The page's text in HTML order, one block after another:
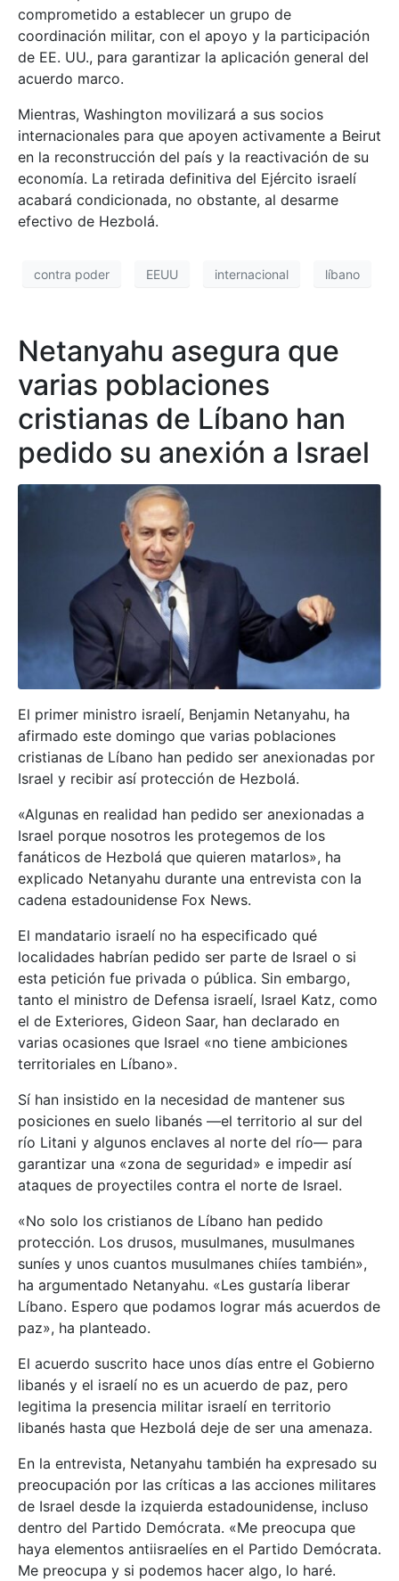
comprometido a establecer un grupo de
coordinación militar, con el apoyo y la participación
de EE. UU., para garantizar la aplicación general del
acuerdo marco.
Mientras, Washington movilizará a sus socios
internacionales para que apoyen activamente a Beirut
en la reconstrucción del país y la reactivación de su
economía. La retirada definitiva del Ejército israelí
acabará condicionada, no obstante, al desarme
efectivo de Hezbolá.
contra poder EEUU internacional líbano
Netanyahu asegura que
varias poblaciones
cristianas de Líbano han
pedido su anexión a Israel
El primer ministro israelí, Benjamin Netanyahu, ha
afirmado este domingo que varias poblaciones
cristianas de Líbano han pedido ser anexionadas por
Israel y recibir así protección de Hezbolá.
«Algunas en realidad han pedido ser anexionadas a
Israel porque nosotros les protegemos de los
fanáticos de Hezbolá que quieren matarlos», ha
explicado Netanyahu durante una entrevista con la
cadena estadounidense Fox News.
El mandatario israelí no ha especificado qué
localidades habrían pedido ser parte de Israel o si
esta petición fue privada o pública. Sin embargo,
tanto el ministro de Defensa israelí, Israel Katz, como
el de Exteriores, Gideon Saar, han declarado en
varias ocasiones que Israel «no tiene ambiciones
territoriales en Líbano».
Sí han insistido en la necesidad de mantener sus
posiciones en suelo libanés —el territorio al sur del
río Litani y algunos enclaves al norte del río— para
garantizar una «zona de seguridad» e impedir así
ataques de proyectiles contra el norte de Israel.
«No solo los cristianos de Líbano han pedido
protección. Los drusos, musulmanes, musulmanes
suníes y unos cuantos musulmanes chiíes también»,
ha argumentado Netanyahu. «Les gustaría liberar
Líbano. Espero que podamos lograr más acuerdos de
paz», ha planteado.
El acuerdo suscrito hace unos días entre el Gobierno
libanés y el israelí no es un acuerdo de paz, pero
legitima la presencia militar israelí en territorio
libanés hasta que Hezbolá deje de ser una amenaza.
En la entrevista, Netanyahu también ha expresado su
preocupación por las críticas a las acciones militares
de Israel desde la izquierda estadounidense, incluso
dentro del Partido Demócrata. «Me preocupa que
haya elementos antiisraelíes en el Partido Demócrata.
Me preocupa y si podemos hacer algo, lo haré.